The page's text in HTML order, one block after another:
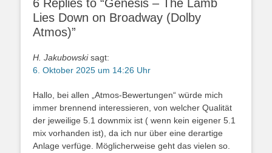
6 Replies to “Genesis – The Lamb
Lies Down on Broadway (Dolby
Atmos)”
H. Jakubowski sagt:
6. Oktober 2025 um 14:26 Uhr
Hallo, bei allen „Atmos-Bewertungen“ würde mich
immer brennend interessieren, von welcher Qualität
der jeweilige 5.1 downmix ist ( wenn kein eigener 5.1
mix vorhanden ist), da ich nur über eine derartige
Anlage verfüge. Möglicherweise geht das vielen so.